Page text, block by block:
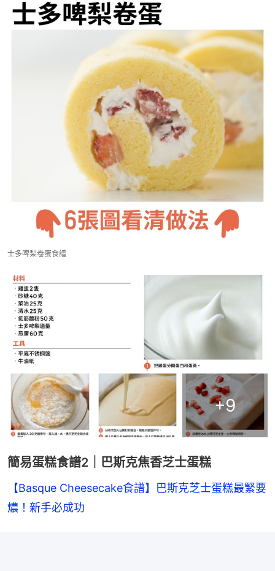
士多啤梨卷蛋食譜
+9
簡易蛋糕食譜2｜巴斯克焦香芝士蛋糕
【Basque Cheesecake食譜】巴斯克芝士蛋糕最緊要
燶！新手必成功